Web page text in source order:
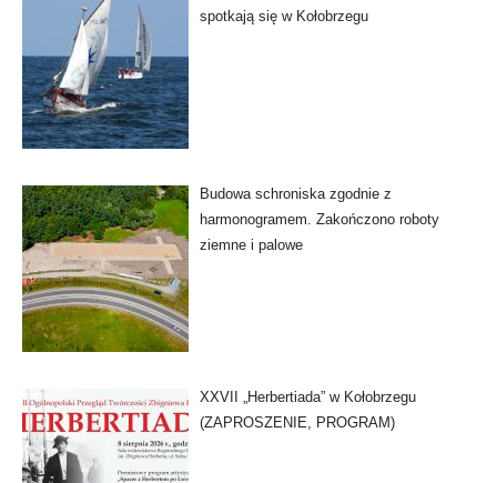
spotkają się w Kołobrzegu
Budowa schroniska zgodnie z
harmonogramem. Zakończono roboty
ziemne i palowe
XXVII „Herbertiada” w Kołobrzegu
(ZAPROSZENIE, PROGRAM)